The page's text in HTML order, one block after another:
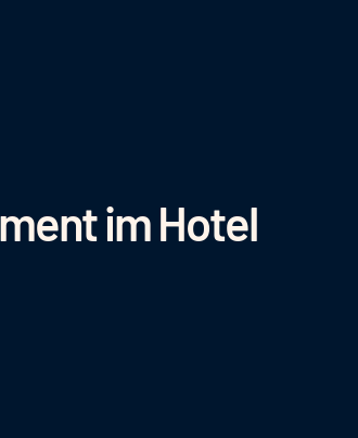
im Hotel